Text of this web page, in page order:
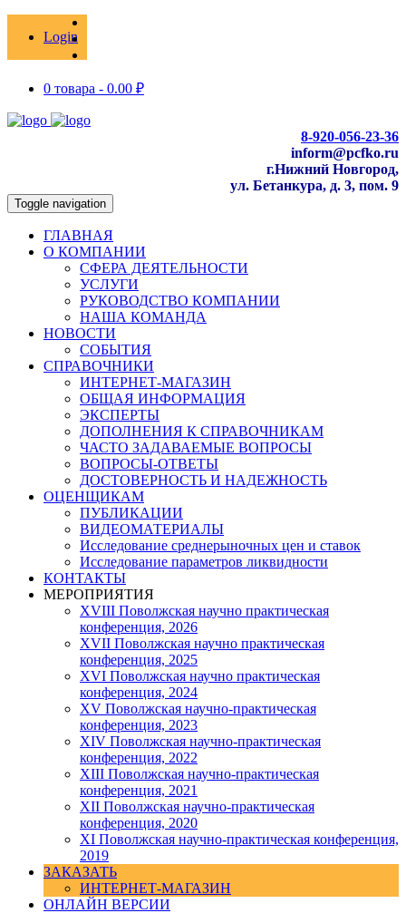
Login
0 товара - 0.00 ₽
8-920-056-23-36
inform@pcfko.ru
г.Нижний Новгород,
ул. Бетанкура, д. 3, пом. 9
Toggle navigation
ГЛАВНАЯ
О КОМПАНИИ
СФЕРА ДЕЯТЕЛЬНОСТИ
УСЛУГИ
РУКОВОДСТВО КОМПАНИИ
НАША КОМАНДА
НОВОСТИ
СОБЫТИЯ
СПРАВОЧНИКИ
ИНТЕРНЕТ-МАГАЗИН
ОБЩАЯ ИНФОРМАЦИЯ
ЭКСПЕРТЫ
ДОПОЛНЕНИЯ К СПРАВОЧНИКАМ
ЧАСТО ЗАДАВАЕМЫЕ ВОПРОСЫ
ВОПРОСЫ-ОТВЕТЫ
ДОСТОВЕРНОСТЬ И НАДЕЖНОСТЬ
ОЦЕНЩИКАМ
ПУБЛИКАЦИИ
ВИДЕОМАТЕРИАЛЫ
Исследование среднерыночных цен и ставок
Исследование параметров ликвидности
КОНТАКТЫ
МЕРОПРИЯТИЯ
XVIII Поволжская научно практическая
конференция, 2026
XVII Поволжская научно практическая
конференция, 2025
XVI Поволжская научно практическая
конференция, 2024
ХV Поволжская научно-практическая
конференция, 2023
ХIV Поволжская научно-практическая
конференция, 2022
ХIII Поволжская научно-практическая
конференция, 2021
ХII Поволжская научно-практическая
конференция, 2020
XI Поволжская научно-практическая конференция,
2019
ЗАКАЗАТЬ
ИНТЕРНЕТ-МАГАЗИН
ОНЛАЙН ВЕРСИИ